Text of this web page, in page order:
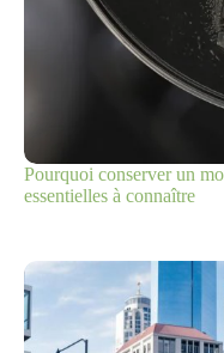
Pourquoi conserver un
essentielles à connaître